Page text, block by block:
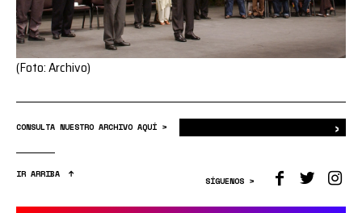
(Foto: Archivo)
CONSULTA NUESTRO ARCHIVO AQUÍ > ›
IR ARRIBA
SÍGUENOS >